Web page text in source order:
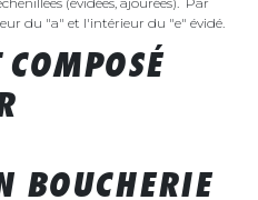
du "a" et l'intérieur du "e" évidé.
BOUCHERIE